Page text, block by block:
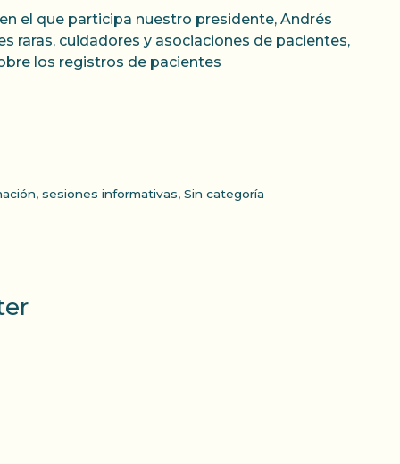
el que participa nuestro presidente, Andrés
raras, cuidadores y asociaciones de pacientes,
los registros de pacientes
, sesiones informativas, Sin categoría